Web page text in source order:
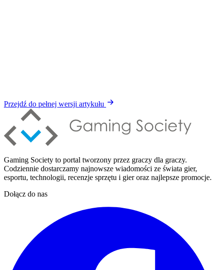
Przejdź do pełnej wersji artykułu
Gaming Society to portal tworzony przez graczy dla graczy.
Codziennie dostarczamy najnowsze wiadomości ze świata gier,
esportu, technologii, recenzje sprzętu i gier oraz najlepsze promocje.
Dołącz do nas